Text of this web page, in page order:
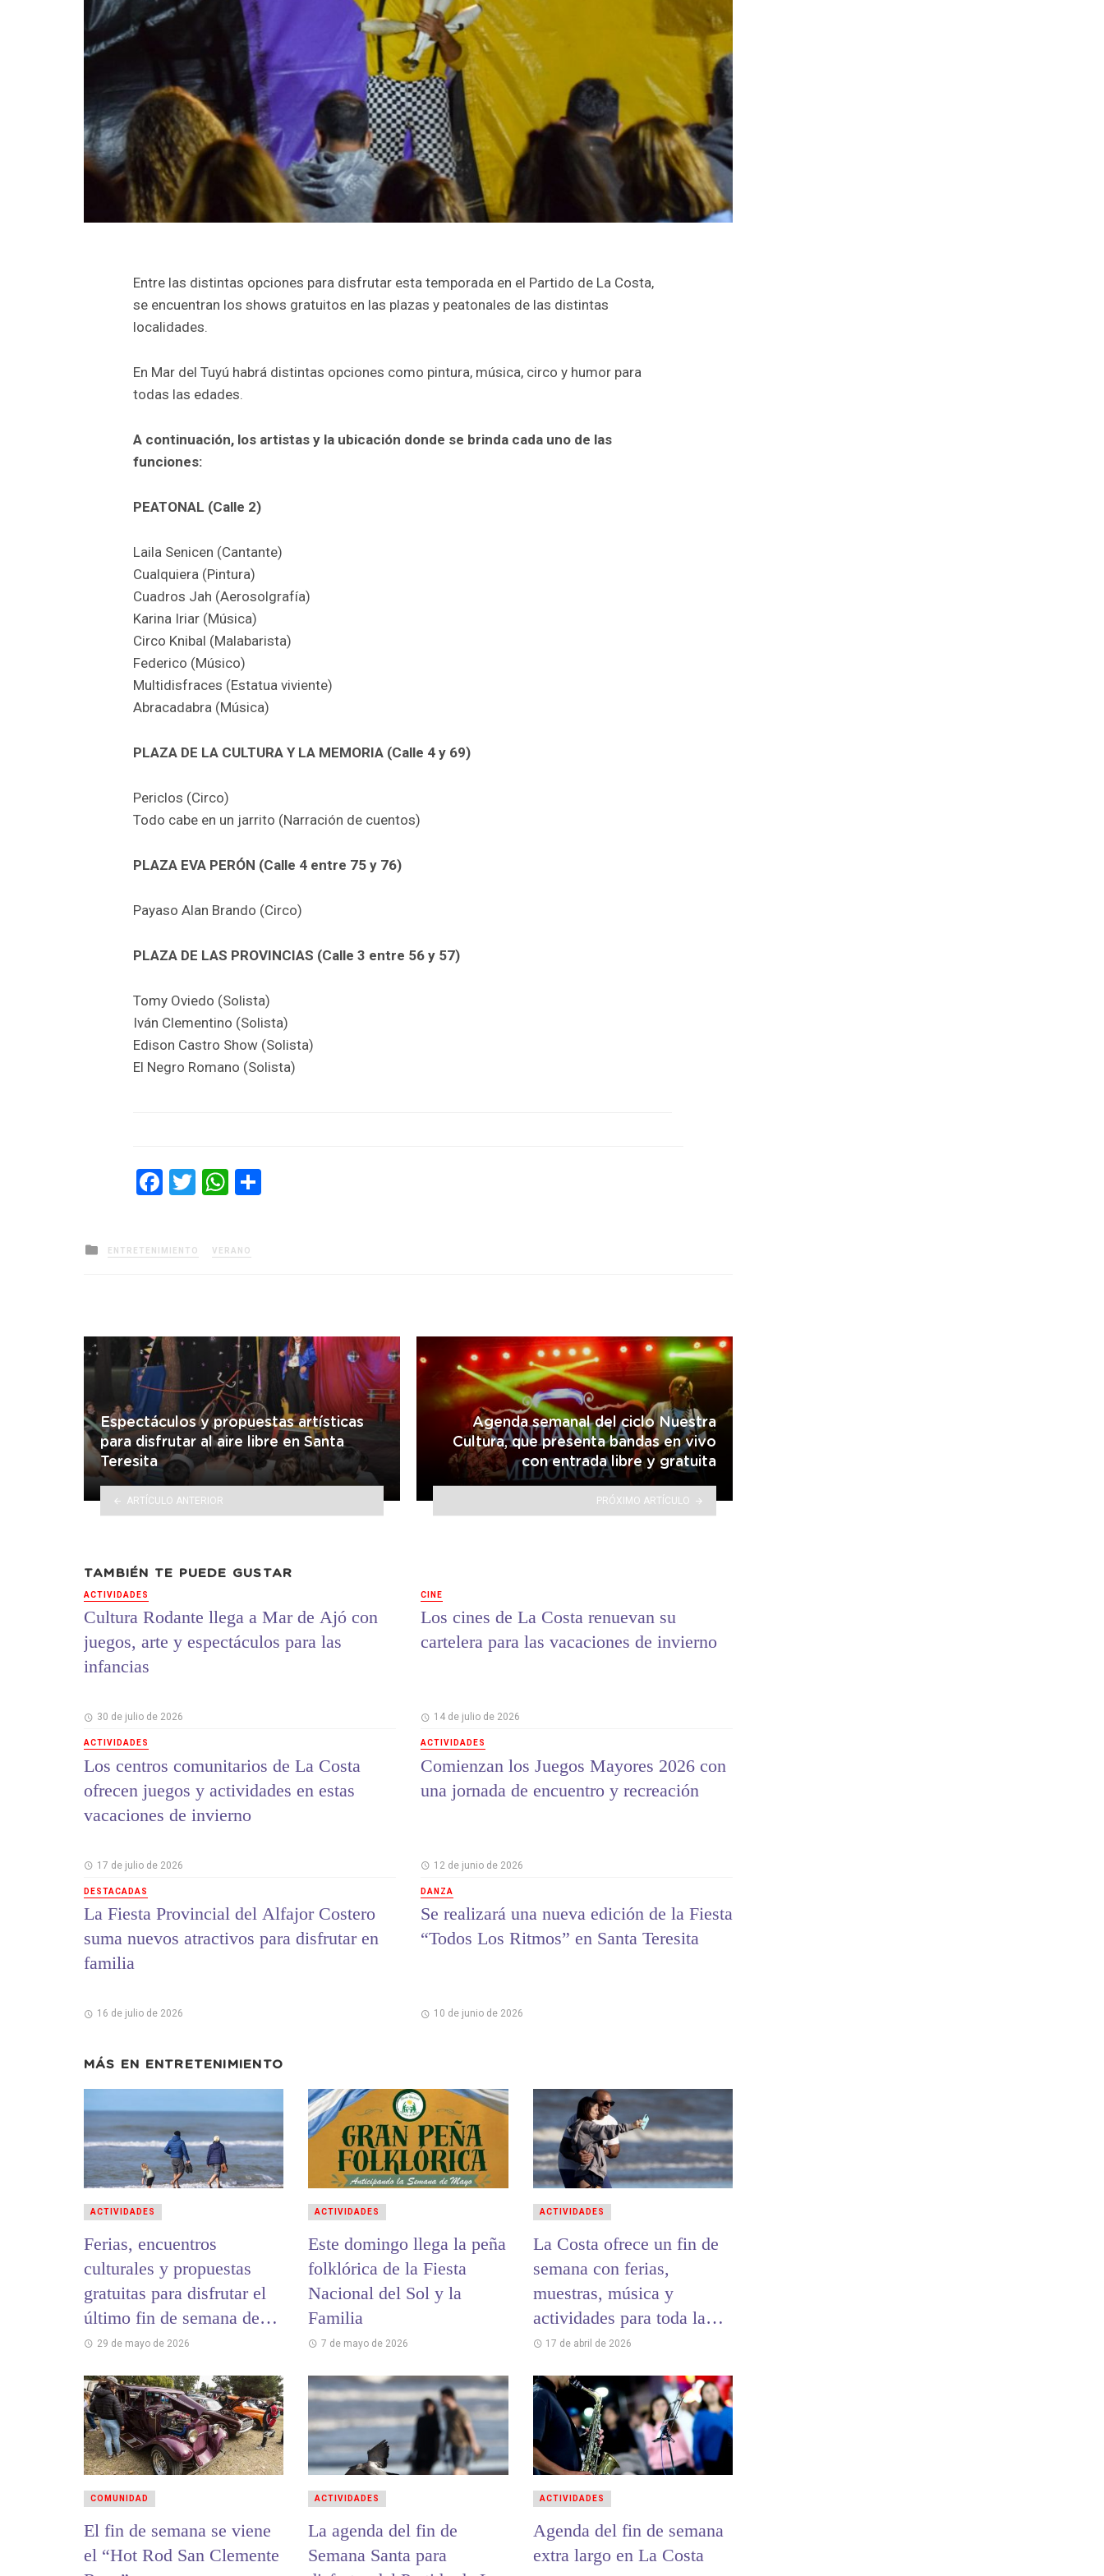
Entre las distintas opciones para disfrutar esta temporada en el Partido de La Costa,
se encuentran los shows gratuitos en las plazas y peatonales de las distintas
localidades.
En Mar del Tuyú habrá distintas opciones como pintura, música, circo y humor para
todas las edades.
A continuación, los artistas y la ubicación donde se brinda cada uno de las
funciones:
PEATONAL (Calle 2)
Laila Senicen (Cantante)
Cualquiera (Pintura)
Cuadros Jah (Aerosolgrafía)
Karina Iriar (Música)
Circo Knibal (Malabarista)
Federico (Músico)
Multidisfraces (Estatua viviente)
Abracadabra (Música)
PLAZA DE LA CULTURA Y LA MEMORIA (Calle 4 y 69)
Periclos (Circo)
Todo cabe en un jarrito (Narración de cuentos)
PLAZA EVA PERÓN (Calle 4 entre 75 y 76)
Payaso Alan Brando (Circo)
PLAZA DE LAS PROVINCIAS (Calle 3 entre 56 y 57)
Tomy Oviedo (Solista)
Iván Clementino (Solista)
Edison Castro Show (Solista)
El Negro Romano (Solista)
Facebook
TwitterWhatsApp
Posted
in
ENTRETENIMIENTO VERANO
Espectáculos y propuestas artísticas
para disfrutar al aire libre en Santa
Teresita
ARTÍCULO ANTERIOR
Agenda semanal del ciclo Nuestra
Cultura, que presenta bandas en vivo
con entrada libre y gratuita
PRÓXIMO ARTÍCULO
TAMBIÉN TE PUEDE GUSTAR
ACTIVIDADES
Cultura Rodante llega a Mar de Ajó con
juegos, arte y espectáculos para las
infancias
30 de julio de 2026
ACTIVIDADES
Los centros comunitarios de La Costa
ofrecen juegos y actividades en estas
vacaciones de invierno
17 de julio de 2026
DESTACADAS
La Fiesta Provincial del Alfajor Costero
suma nuevos atractivos para disfrutar en
familia
16 de julio de 2026
CINE
Los cines de La Costa renuevan su
cartelera para las vacaciones de invierno
14 de julio de 2026
ACTIVIDADES
Comienzan los Juegos Mayores 2026 con
una jornada de encuentro y recreación
12 de junio de 2026
DANZA
Se realizará una nueva edición de la Fiesta
“Todos Los Ritmos” en Santa Teresita
10 de junio de 2026
MÁS EN ENTRETENIMIENTO
Ferias, encuentros
culturales y propuestas
gratuitas para disfrutar el
último fin de semana de
mayo en La Costa
29 de mayo de 2026
ACTIVIDADES
Este domingo llega la peña
folklórica de la Fiesta
Nacional del Sol y la
Familia
7 de mayo de 2026
ACTIVIDADES
La Costa ofrece un fin de
semana con ferias,
muestras, música y
actividades para toda la
familia
17 de abril de 2026
ACTIVIDADES
El fin de semana se viene
el “Hot Rod San Clemente
COMUNIDAD
La agenda del fin de
Semana Santa para
ACTIVIDADES
Agenda del fin de semana
extra largo en La Costa
ACTIVIDADES